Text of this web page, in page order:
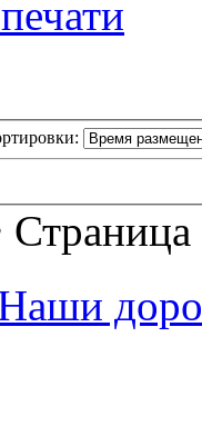
Страница